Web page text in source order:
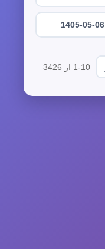
1405-05-06
1-10 از 3426